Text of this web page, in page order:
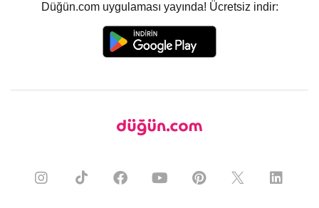
Düğün.com uygulaması yayında! Ücretsiz indir: